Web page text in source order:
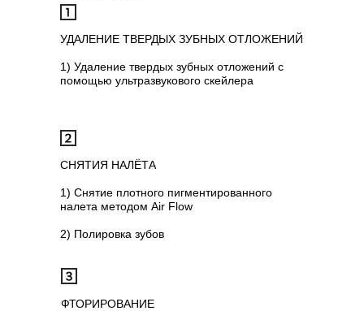
УДАЛЕНИЕ ТВЕРДЫХ ЗУБНЫХ ОТЛОЖЕНИЙ
1) Удаление твердых зубных отложений с
помощью ультразвукового скейлера
СНЯТИЯ НАЛЁТА
1) Снятие плотного пигментированного
налета методом Air Flow
2) Полировка зубов
ФТОРИРОВАНИЕ